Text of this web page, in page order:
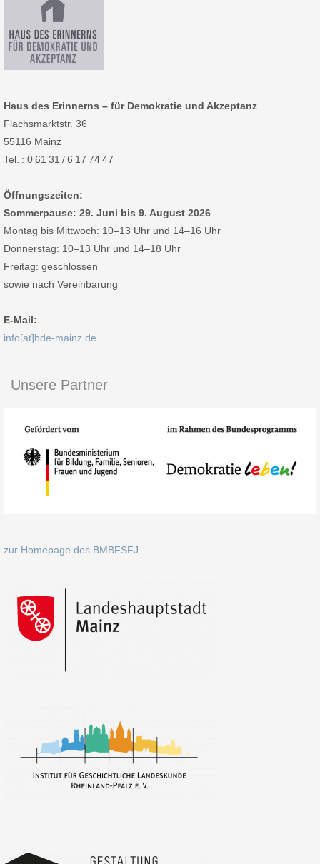
Haus des Erinnerns – für Demokratie und Akzeptanz
Flachsmarktstr. 36
55116 Mainz
Tel. : 0 61 31 / 6 17 74 47
Öffnungszeiten:
Sommerpause: 29. Juni bis 9. August 2026
Montag bis Mittwoch: 10–13 Uhr und 14–16 Uhr
Donnerstag: 10–13 Uhr und 14–18 Uhr
Freitag: geschlossen
sowie nach Vereinbarung
E-Mail:
info[at]hde-mainz.de
Unsere Partner
zur Homepage des BMBFSFJ